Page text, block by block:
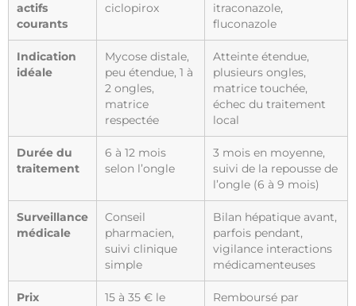
actifs
courants
ciclopirox
itraconazole,
fluconazole
Indication
idéale
Mycose distale,
peu étendue, 1 à
2 ongles,
matrice
respectée
Atteinte étendue,
plusieurs ongles,
matrice touchée,
échec du traitement
local
Durée du
traitement
6 à 12 mois
selon l’ongle
3 mois en moyenne,
suivi de la repousse de
l’ongle (6 à 9 mois)
Surveillance
médicale
Conseil
pharmacien,
suivi clinique
simple
Bilan hépatique avant,
parfois pendant,
vigilance interactions
médicamenteuses
Prix
15 à 35 € le
Remboursé par